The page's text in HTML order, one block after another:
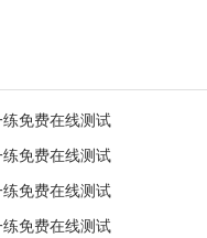
练免费在线测试
练免费在线测试
练免费在线测试
练免费在线测试